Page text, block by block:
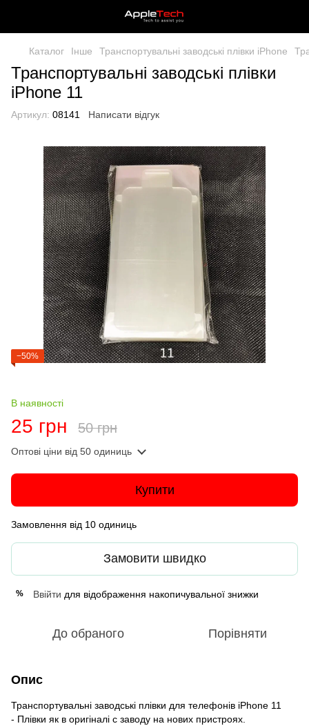
Каталог Інше Транспортувальні заводські плівки iPhone
Транспортувальні заводські плівки
iPhone 11
Артикул: 08141 Написати відгук
−50%
В наявності
25 грн 50 грн
Оптові ціни від 50 одиниць
Купити
Замовлення від 10 одиниць
Замовити швидко
% Ввійти для відображення накопичувальної знижки
До обраного Порівняти
Опис
Транспортувальні заводські плівки для телефонів iPhone 11
- Плівки як в оригіналі c заводу на нових пристроях.